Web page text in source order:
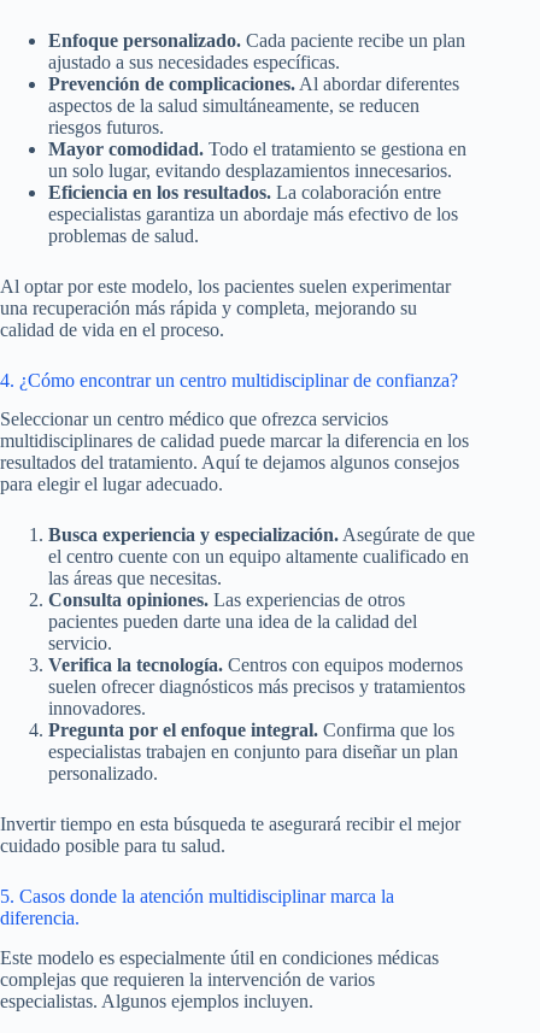
Enfoque personalizado. Cada paciente recibe un plan
ajustado a sus necesidades específicas.
Prevención de complicaciones. Al abordar diferentes
aspectos de la salud simultáneamente, se reducen
riesgos futuros.
Mayor comodidad. Todo el tratamiento se gestiona en
un solo lugar, evitando desplazamientos innecesarios.
Eficiencia en los resultados. La colaboración entre
especialistas garantiza un abordaje más efectivo de los
problemas de salud.
Al optar por este modelo, los pacientes suelen experimentar
una recuperación más rápida y completa, mejorando su
calidad de vida en el proceso.
4. ¿Cómo encontrar un centro multidisciplinar de confianza?
Seleccionar un centro médico que ofrezca servicios
multidisciplinares de calidad puede marcar la diferencia en los
resultados del tratamiento. Aquí te dejamos algunos consejos
para elegir el lugar adecuado.
Busca experiencia y especialización.Asegúrate de que
el centro cuente con un equipo altamente cualificado en
las áreas que necesitas.
Consulta opiniones. Las experiencias de otros
pacientes pueden darte una idea de la calidad del
servicio.
Verifica la tecnología. Centros con equipos modernos
suelen ofrecer diagnósticos más precisos y tratamientos
innovadores.
Pregunta por el enfoque integral. Confirma que los
especialistas trabajen en conjunto para diseñar un plan
personalizado.
Invertir tiempo en esta búsqueda te asegurará recibir el mejor
cuidado posible para tu salud.
5. Casos donde la atención multidisciplinar marca la
diferencia.
Este modelo es especialmente útil en condiciones médicas
complejas que requieren la intervención de varios
especialistas. Algunos ejemplos incluyen.